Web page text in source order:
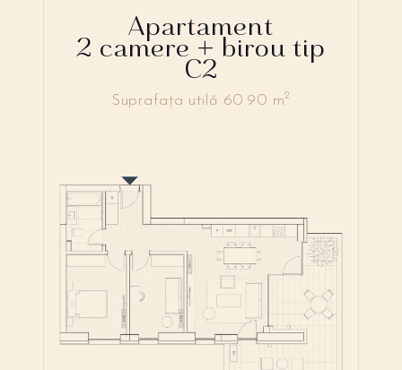
Apartament
2 camere + birou tip
C2
Suprafața utilă 60.90 m2